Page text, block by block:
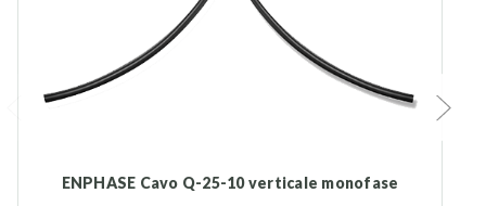
ENPHASE Cavo Q-25-10 verticale monofase